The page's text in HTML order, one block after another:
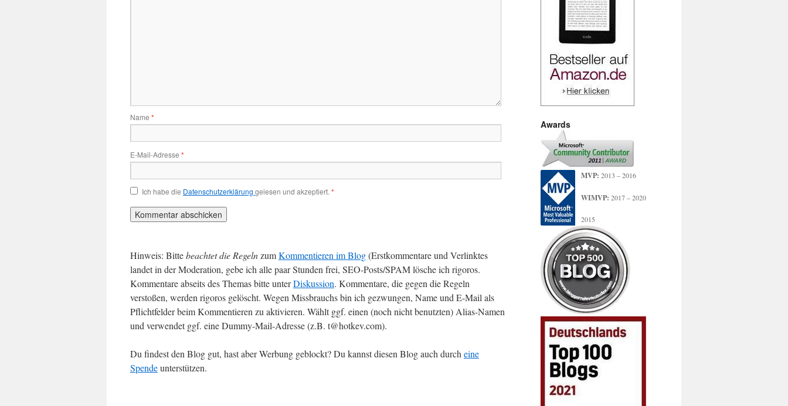
Name *
E-Mail-Adresse *
Ich habe die Datenschutzerklärung gelesen und akzeptiert. *
Hinweis: Bittebeachtet die RegelnzumKommentieren im Blog(Erstkommentare und Verlinktes
landet in der Moderation, gebe ich alle paar Stunden frei, SEO-Posts/SPAM lösche ich rigoros.
Kommentare abseits des Themas bitte unterDiskussion. Kommentare, die gegen die Regeln
verstoßen, werden rigoros gelöscht. Wegen Missbrauchs bin ich gezwungen, Name und E-Mail als
Pflichtfelder beim Kommentieren zu aktivieren. Wählt ggf. einen (noch nicht benutzten) Alias-Namen
und verwendet ggf. eine Dummy-Mail-Adresse (z.B. t@hotkev.com).
Du findest den Blog gut, hast aber Werbung geblockt? Du kannst diesen Blog auch durch eine
Spendeunterstützen.
Awards
MVP: 2013 – 2016
WIMVP: 2017 – 2020
2015